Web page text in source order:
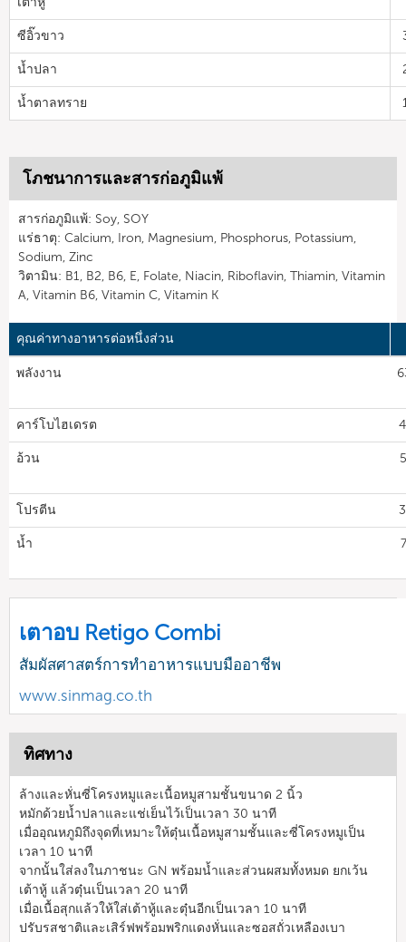
ซีอิ๊วขาว
น้ำปลา
น้ำตาลทราย
โภชนาการและสารก่อภูมิแพ้
สารก่อภูมิแพ้: Soy, SOY
แร่ธาตุ: Calcium, Iron, Magnesium, Phosphorus, Potassium,
Sodium, Zinc
วิตามิน: B1, B2, B6, E, Folate, Niacin, Riboflavin, Thiamin, Vitamin
A, Vitamin B6, Vitamin C, Vitamin K
คุณค่าทางอาหารต่อหนึ่งส่วน
พลังงาน
คาร์โบไฮเดรต
อ้วน
โปรตีน
น้ำ
เตาอบ Retigo Combi
สัมผัสศาสตร์การทำอาหารแบบมืออาชีพ
www.sinmag.co.th
ทิศทาง
ล้างและหั่นซี่โครงหมูและเนื้อหมูสามชั้นขนาด 2 นิ้ว
หมักด้วยน้ำปลาและแช่เย็นไว้เป็นเวลา 30 นาที
เมื่ออุณหภูมิถึงจุดที่เหมาะให้ตุ๋นเนื้อหมูสามชั้นและซี่โครงหมูเป็น
เวลา 10 นาที
จากนั้นใส่ลงในภาชนะ GN พร้อมน้ำและส่วนผสมทั้งหมด ยกเว้น
เต้าหู้ แล้วตุ๋นเป็นเวลา 20 นาที
เมื่อเนื้อสุกแล้วให้ใส่เต้าหู้และตุ๋นอีกเป็นเวลา 10 นาที
ปรับรสชาติและเสิร์ฟพร้อมพริกแดงหั่นและซอสถั่วเหลืองเบา